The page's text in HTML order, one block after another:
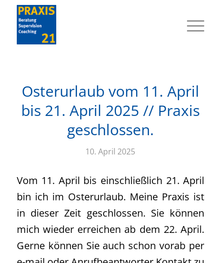
Osterurlaub vom 11. April
bis 21. April 2025 // Praxis
geschlossen.
10. April 2025
Vom 11. April bis einschließlich 21. April
bin ich im Osterurlaub. Meine Praxis ist
in dieser Zeit geschlossen. Sie können
mich wieder erreichen ab dem 22. April.
Gerne können Sie auch schon vorab per